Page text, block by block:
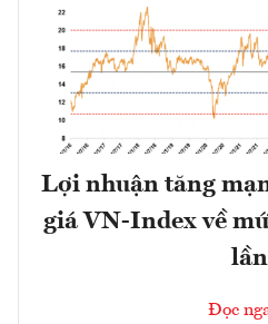
Lợi nhuận tăng
giá VN-Index về
lần
Đọc